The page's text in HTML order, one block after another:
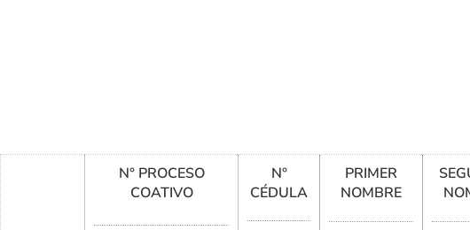
N° PROCESO
COATIVO
N°
CÉDULA
PRIMER
NOMBRE